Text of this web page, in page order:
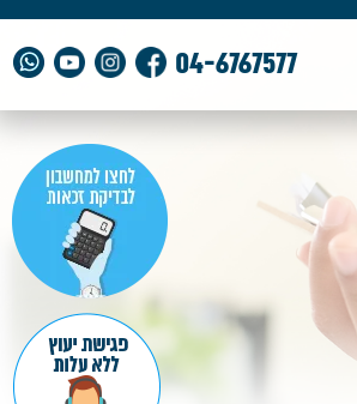
04-6767577